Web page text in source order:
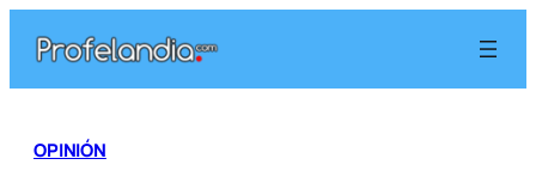
contenido
OPINIÓN